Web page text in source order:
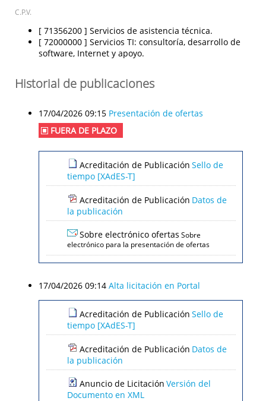
C.P.V.
[ 71356200 ] Servicios de asistencia técnica.
[ 72000000 ] Servicios TI: consultoría, desarrollo de
software, Internet y apoyo.
Historial de publicaciones
17/04/2026 09:15 Presentación de ofertas
FUERA DE PLAZO
Acreditación de Publicación Sello de
tiempo [XAdES-T]
Acreditación de Publicación Datos de
la publicación
Sobre electrónico ofertas Sobre
electrónico para la presentación de ofertas
17/04/2026 09:14 Alta licitación en Portal
Acreditación de Publicación Sello de
tiempo [XAdES-T]
Acreditación de Publicación Datos de
la publicación
Anuncio de Licitación Versión del
Documento en XML